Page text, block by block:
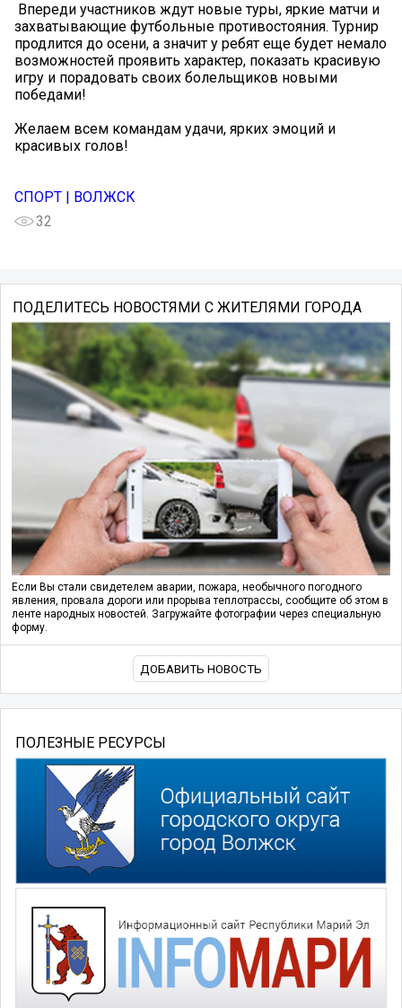
️ Впереди участников ждут новые туры, яркие матчи и
захватывающие футбольные противостояния. Турнир
продлится до осени, а значит у ребят еще будет немало
возможностей проявить характер, показать красивую
игру и порадовать своих болельщиков новыми
победами!
Желаем всем командам удачи, ярких эмоций и
красивых голов!
СПОРТ | ВОЛЖСК
32
ПОДЕЛИТЕСЬ НОВОСТЯМИ С ЖИТЕЛЯМИ ГОРОДА
Если Вы стали свидетелем аварии, пожара, необычного погодного
явления, провала дороги или прорыва теплотрассы, сообщите об этом в
ленте народных новостей. Загружайте фотографии через специальную
форму.
ДОБАВИТЬ НОВОСТЬ
ПОЛЕЗНЫЕ РЕСУРСЫ